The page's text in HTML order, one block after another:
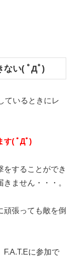
ない( ﾟДﾟ)
ているときにレ
す( ﾟДﾟ)
をすることができ
ません・・・。
頑張っても敵を倒
に参加で